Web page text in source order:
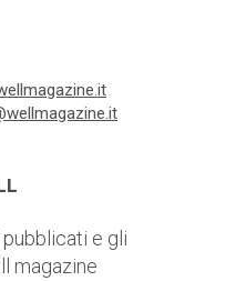
e gli
magazine